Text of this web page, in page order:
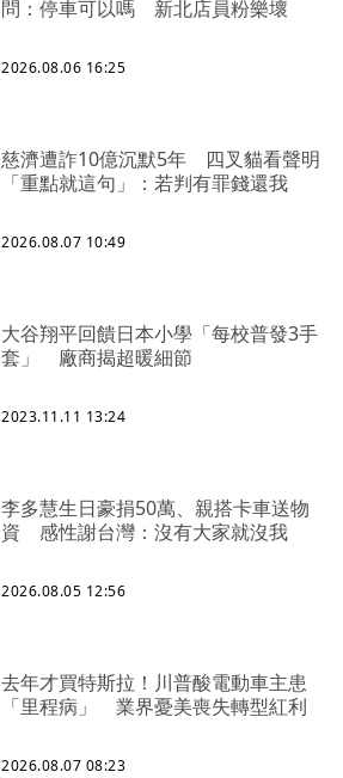
問：停車可以嗎 新北店員粉樂壞
2026.08.06 16:25
慈濟遭詐10億沉默5年 四叉貓看聲明
「重點就這句」：若判有罪錢還我
2026.08.07 10:49
大谷翔平回饋日本小學「每校普發3手
套」 廠商揭超暖細節
2023.11.11 13:24
李多慧生日豪捐50萬、親搭卡車送物
資 感性謝台灣：沒有大家就沒我
2026.08.05 12:56
去年才買特斯拉！川普酸電動車主患
「里程病」 業界憂美喪失轉型紅利
2026.08.07 08:23